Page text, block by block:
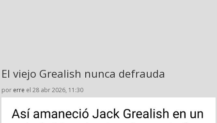
El viejo Grealish nunca defrauda
por erre el 28 abr 2026, 11:30